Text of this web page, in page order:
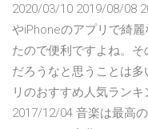
2020/03/10 2019/08/08
やiPhoneのアプリで綺
たので便利ですよね。
だろうなと思うことは
リのおすすめ人気ランキ
2017/12/04 音楽は最高